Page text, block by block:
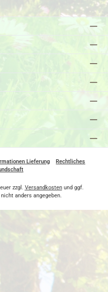
Lieferung
Rechtliches
zzgl. Versandkostenund ggf.
anders angegeben.